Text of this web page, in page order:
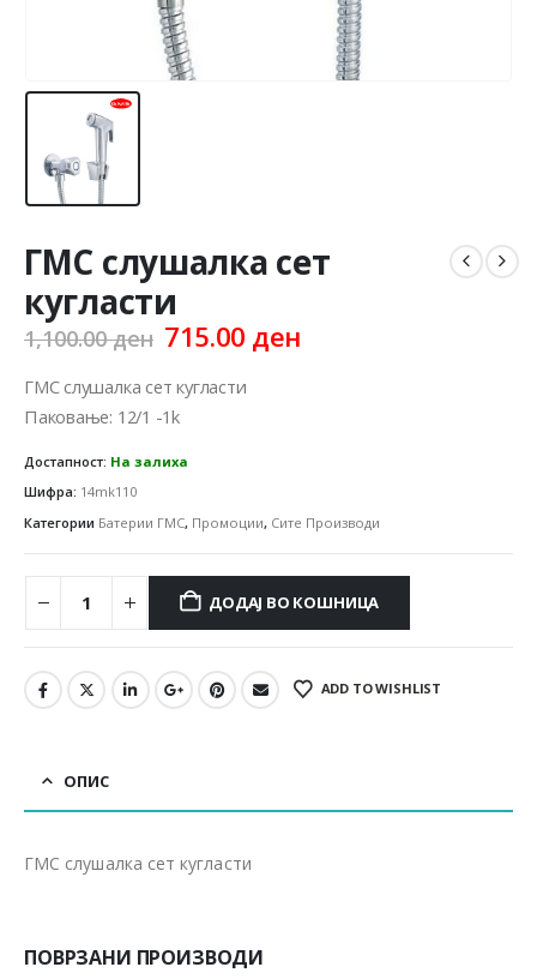
ГМС слушалка сет
кугласти
1,100.00ден Original
was:
1,100.00 ден.
715.00 денCurrent
ГМС слушалка сет кугласти
Паковање: 12/1 -1k
Достапност: На залиха
Шифра: 14mk110
Категории Батерии ГМС, Промоции, Сите Производи
ДОДАЈ ВО КОШНИЦА
ADD TO WISHLIST
ОПИС
ГМС слушалка сет кугласти
ПОВРЗАНИ ПРОИЗВОДИ